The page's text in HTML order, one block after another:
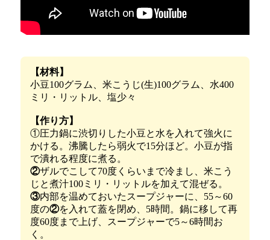
【材料】
小豆100グラム、米こうじ(生)100グラム、水400
ミリ・リットル、塩少々
【作り方】
①圧力鍋に渋切りした小豆と水を入れて強火に
かける。沸騰したら弱火で15分ほど。小豆が指
で潰れる程度に煮る。
②ザルでこして70度くらいまで冷まし、米こう
じと煮汁100ミリ・リットルを加えて混ぜる。
③内部を温めておいたスープジャーに、55～60
度の②を入れて蓋を閉め、5時間。鍋に移して再
度60度まで上げ、スープジャーで5～6時間お
く。